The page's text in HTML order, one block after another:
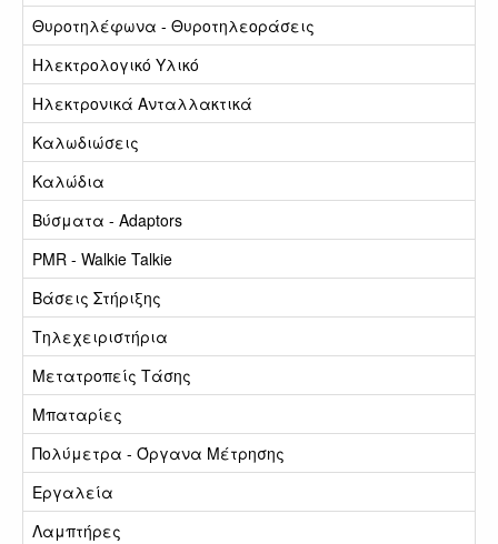
Θυροτηλέφωνα - Θυροτηλεοράσεις
Ηλεκτρολογικό Υλικό
Ηλεκτρονικά Ανταλλακτικά
Καλωδιώσεις
Καλώδια
Βύσματα - Adaptors
PMR - Walkie Talkie
Βάσεις Στήριξης
Τηλεχειριστήρια
Μετατροπείς Τάσης
Μπαταρίες
Πολύμετρα - Όργανα Μέτρησης
Εργαλεία
Λαμπτήρες